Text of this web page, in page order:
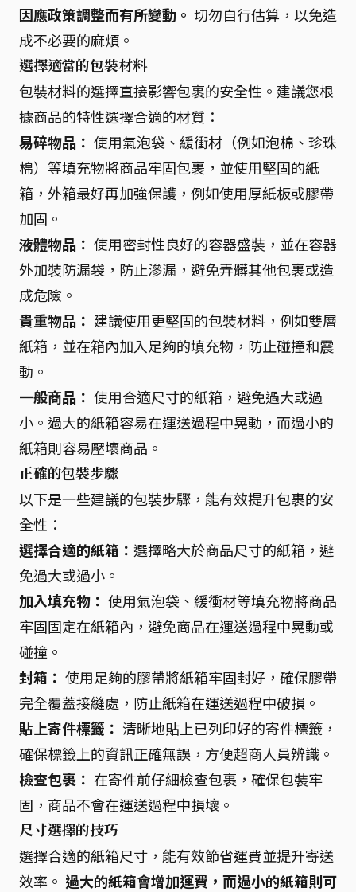
因應政策調整而有所變動。 切勿自行估算，以免造
成不必要的麻煩。
選擇適當的包裝材料
包裝材料的選擇直接影響包裹的安全性。建議您根
據商品的特性選擇合適的材質：
易碎物品： 使用氣泡袋、緩衝材（例如泡棉、珍珠
棉）等填充物將商品牢固包裹，並使用堅固的紙
箱，外箱最好再加強保護，例如使用厚紙板或膠帶
加固。
液體物品： 使用密封性良好的容器盛裝，並在容器
外加裝防漏袋，防止滲漏，避免弄髒其他包裹或造
成危險。
貴重物品： 建議使用更堅固的包裝材料，例如雙層
紙箱，並在箱內加入足夠的填充物，防止碰撞和震
動。
一般商品： 使用合適尺寸的紙箱，避免過大或過
小。過大的紙箱容易在運送過程中晃動，而過小的
紙箱則容易壓壞商品。
正確的包裝步驟
以下是一些建議的包裝步驟，能有效提升包裹的安
全性：
選擇合適的紙箱： 選擇略大於商品尺寸的紙箱，避
免過大或過小。
加入填充物： 使用氣泡袋、緩衝材等填充物將商品
牢固固定在紙箱內，避免商品在運送過程中晃動或
碰撞。
封箱： 使用足夠的膠帶將紙箱牢固封好，確保膠帶
完全覆蓋接縫處，防止紙箱在運送過程中破損。
貼上寄件標籤： 清晰地貼上已列印好的寄件標籤，
確保標籤上的資訊正確無誤，方便超商人員辨識。
檢查包裹： 在寄件前仔細檢查包裹，確保包裝牢
固，商品不會在運送過程中損壞。
尺寸選擇的技巧
選擇合適的紙箱尺寸，能有效節省運費並提升寄送
效率。 過大的紙箱會增加運費，而過小的紙箱則可